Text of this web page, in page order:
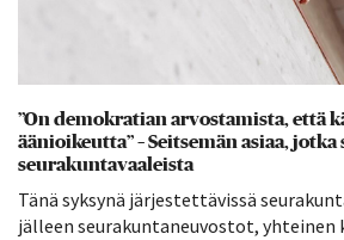
”On demokratian arvostamista, että
äänioikeutta” – Seitsemän asiaa,
seurakuntavaaleista
Tänä syksynä järjestettävissä
jälleen seurakuntaneuvostot, yhteinen